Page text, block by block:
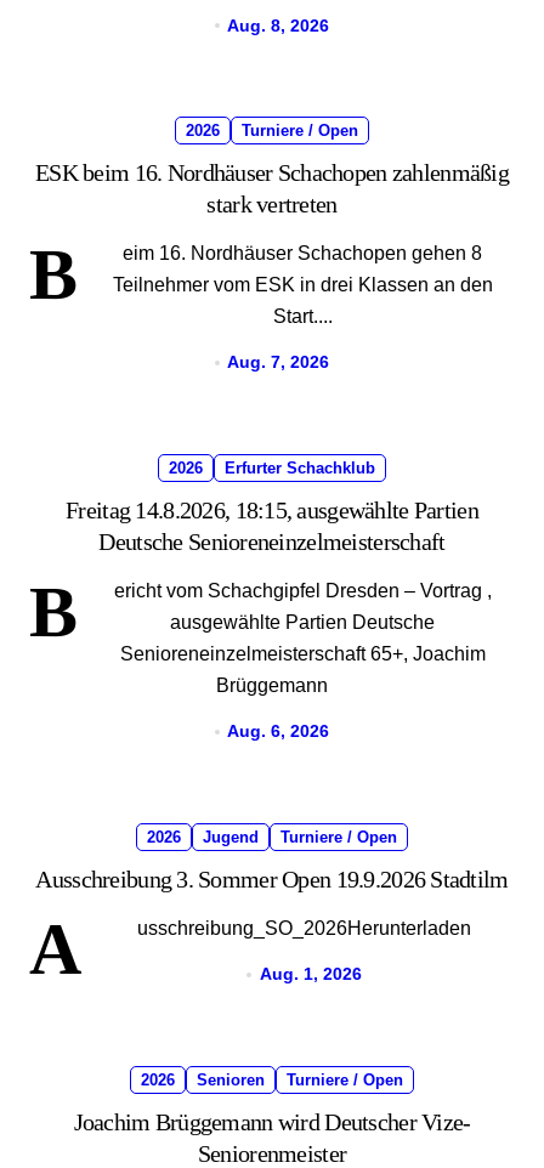
Aug. 8, 2026
2026 Turniere / Open
ESK beim 16. Nordhäuser Schachopen zahlenmäßig
stark vertreten
B
eim 16. Nordhäuser Schachopen gehen 8
Teilnehmer vom ESK in drei Klassen an den
Start....
Aug. 7, 2026
2026 Erfurter Schachklub
Freitag 14.8.2026, 18:15, ausgewählte Partien
Deutsche Senioreneinzelmeisterschaft
B
ericht vom Schachgipfel Dresden – Vortrag ,
ausgewählte Partien Deutsche
Senioreneinzelmeisterschaft 65+, Joachim
Brüggemann
Aug. 6, 2026
2026 Jugend Turniere / Open
Ausschreibung 3. Sommer Open 19.9.2026 Stadtilm
A usschreibung_SO_2026Herunterladen
Aug. 1, 2026
2026 Senioren Turniere / Open
Joachim Brüggemann wird Deutscher Vize-
Seniorenmeister